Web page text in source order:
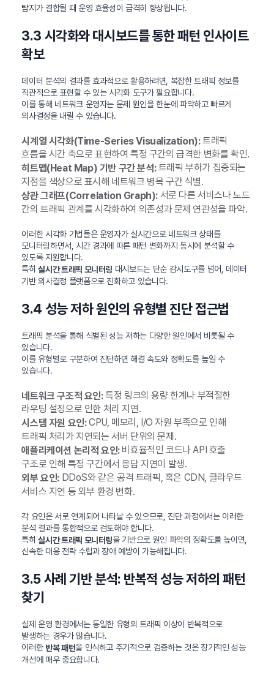
탐지가 결합될 때 운영 효율성이 급격히 향상됩니다.
3.3 시각화와 대시보드를 통한 패턴 인사이트
확보
데이터 분석의 결과를 효과적으로 활용하려면, 복잡한 트래픽 정보를
직관적으로 표현할 수 있는 시각화 도구가 필요합니다.
이를 통해 네트워크 운영자는 문제 원인을 한눈에 파악하고 빠르게
의사결정을 내릴 수 있습니다.
시계열 시각화(Time-Series Visualization):트래픽
흐름을 시간 축으로 표현하여 특정 구간의 급격한 변화를 확인.
히트맵(Heat Map) 기반 구간 분석:트래픽 부하가 집중되는
지점을 색상으로 표시해 네트워크 병목 구간 식별.
상관 그래프(Correlation Graph):서로 다른 서비스나 노드
간의 트래픽 관계를 시각화하여 의존성과 문제 연관성을 파악.
이러한 시각화 기법들은 운영자가 실시간으로 네트워크 상태를
모니터링하면서, 시간 경과에 따른 패턴 변화까지 동시에 분석할 수
있도록 지원합니다.
특히실시간 트래픽 모니터링 대시보드는 단순 감시도구를 넘어, 데이터
기반 의사결정 플랫폼으로 진화하고 있습니다.
3.4 성능 저하 원인의 유형별 진단 접근법
트래픽 분석을 통해 식별된 성능 저하는 다양한 원인에서 비롯될 수
있습니다.
이를 유형별로 구분하여 진단하면 해결 속도와 정확도를 높일 수
있습니다.
네트워크 구조적 요인:특정 링크의 용량 한계나 부적절한
라우팅 설정으로 인한 처리 지연.
시스템 자원 요인:CPU, 메모리, I/O 자원 부족으로 인해
트래픽 처리가 지연되는 서버 단위의 문제.
애플리케이션 논리적 요인:비효율적인 코드나 API 호출
구조로 인해 특정 구간에서 응답 지연이 발생.
외부 요인:DDoS와 같은 공격 트래픽, 혹은 CDN, 클라우드
서비스 지연 등 외부 환경 변화.
각 요인은 서로 연계되어 나타날 수 있으므로, 진단 과정에서는 이러한
분석 결과를 통합적으로 검토해야 합니다.
특히실시간 트래픽 모니터링을 기반으로 원인 파악의 정확도를 높이면,
신속한 대응 전략 수립과 장애 예방이 가능해집니다.
3.5 사례 기반 분석: 반복적 성능 저하의 패턴
찾기
실제 운영 환경에서는 동일한 유형의 트래픽 이상이 반복적으로
발생하는 경우가 많습니다.
이러한 반복 패턴을 인식하고 주기적으로 검증하는 것은 장기적인 성능
개선에 매우 중요합니다.